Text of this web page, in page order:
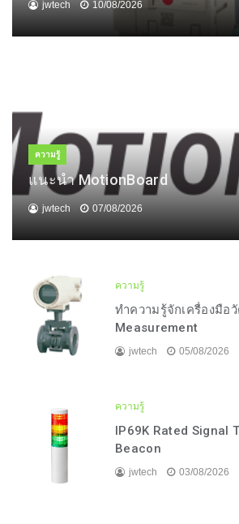
jwtech 10/08/2026
ความรู้
แนะนำ MotionBoard
jwtech 07/08/2026
ความรู้
ทำความรู้จักเครื่องมือ
Measurement
jwtech 05/08/2026
ความรู้
IP69K Rated Signal
Beacon
jwtech 03/08/2026